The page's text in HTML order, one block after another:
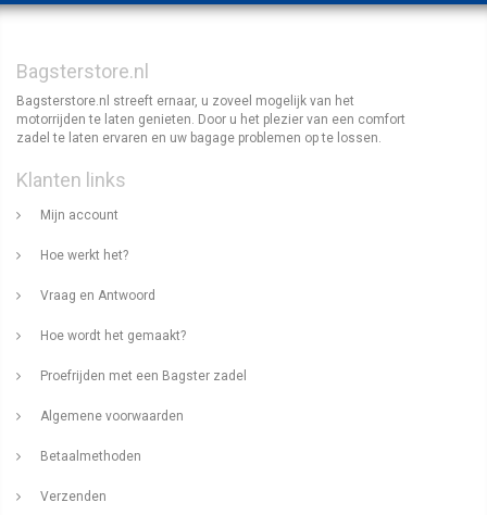
Bagsterstore.nl
Bagsterstore.nl streeft ernaar, u zoveel mogelijk van het
motorrijden te laten genieten. Door u het plezier van een comfort
zadel te laten ervaren en uw bagage problemen op te lossen.
Klanten links
Mijn account
Hoe werkt het?
Vraag en Antwoord
Hoe wordt het gemaakt?
Proefrijden met een Bagster zadel
Algemene voorwaarden
Betaalmethoden
Verzenden